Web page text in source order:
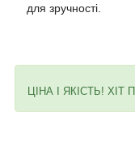
для зручності.
ЦІНА І ЯКІСТЬ! ХІТ